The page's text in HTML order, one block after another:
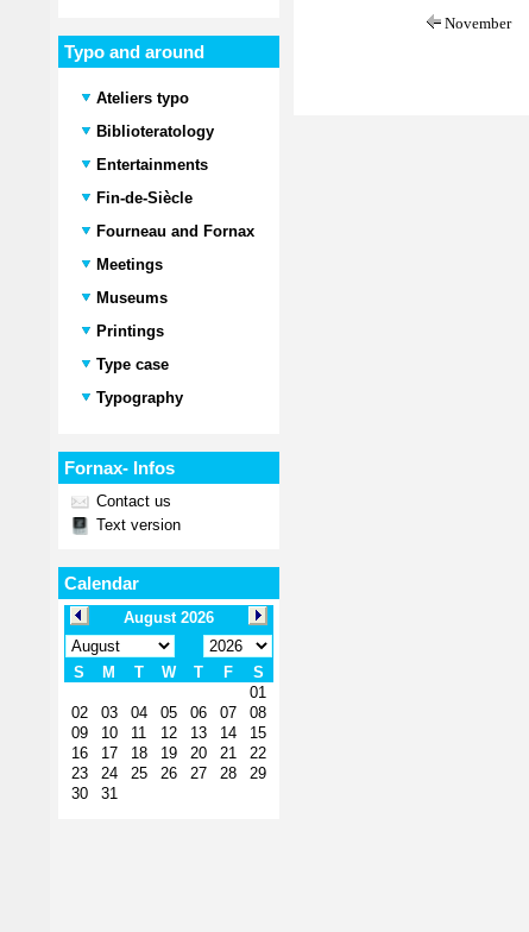
Typo and around
Ateliers typo
Biblioteratology
Entertainments
Fin-de-Siècle
Fourneau and Fornax
Meetings
Museums
Printings
Type case
Typography
Fornax- Infos
Contact us
Text version
Calendar
November